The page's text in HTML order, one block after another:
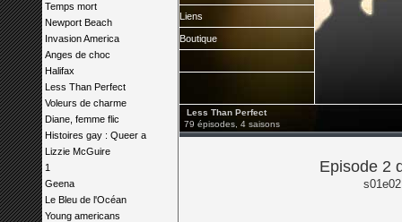
Temps mort
Newport Beach
Invasion America
Anges de choc
Halifax
Less Than Perfect
Voleurs de charme
Diane, femme flic
Histoires gay : Queer a
Lizzie McGuire
1
Geena
Le Bleu de l'Océan
Young americans
Liens
Boutique
Less Than Perfect
79 épisodes, 4 saisons
Episode 2